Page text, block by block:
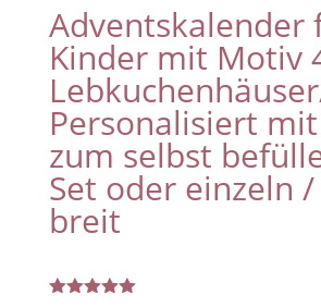
Adventskalender
Kinder mit Motiv
Personalisiert
zum selbst
Set oder einzeln
breit